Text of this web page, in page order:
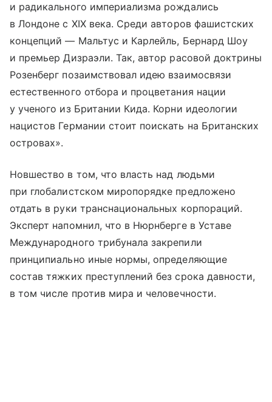
и радикального империализма рождались
в Лондоне с XIX века. Среди авторов фашистских
концепций — Мальтус и Карлейль, Бернард Шоу
и премьер Дизраэли. Так, автор расовой доктрины
Розенберг позаимствовал идею взаимосвязи
естественного отбора и процветания нации
у ученого из Британии Кида. Корни идеологии
нацистов Германии стоит поискать на Британских
островах».
Новшество в том, что власть над людьми
при глобалистском миропорядке предложено
отдать в руки транснациональных корпораций.
Эксперт напомнил, что в Нюрнберге в Уставе
Международного трибунала закрепили
принципиально иные нормы, определяющие
состав тяжких преступлений без срока давности,
в том числе против мира и человечности.